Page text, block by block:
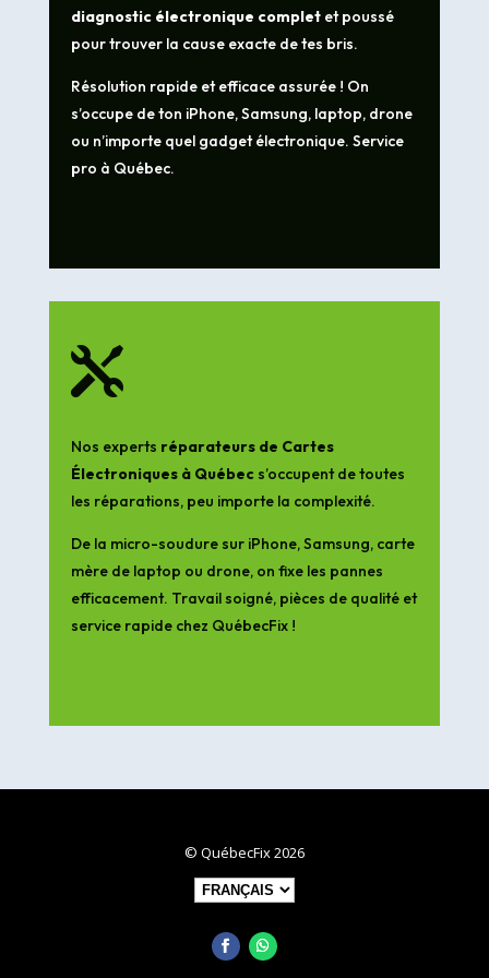
diagnostic électronique completet poussé
pour trouver la cause exacte de tes bris.
Résolution rapide et efficace assurée ! On
s’occupe de ton iPhone, Samsung, laptop, drone
ou n’importe quel gadget électronique. Service
pro à Québec.

Nos experts réparateurs de Cartes
Électroniques à Québecs’occupent de toutes
les réparations, peu importe la complexité.
De la micro-soudure sur iPhone, Samsung, carte
mère de laptop ou drone, on fixe les pannes
efficacement. Travail soigné, pièces de qualité et
service rapide chez QuébecFix !
© QuébecFix 2026